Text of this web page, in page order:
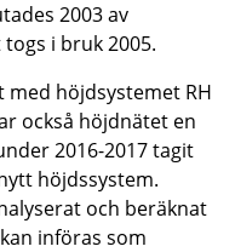
2003 av
i bruk 2005.
höjdsystemet RH
också höjdnätet en
2016-2017 tagit
höjdssystem.
och beräknat
införas som